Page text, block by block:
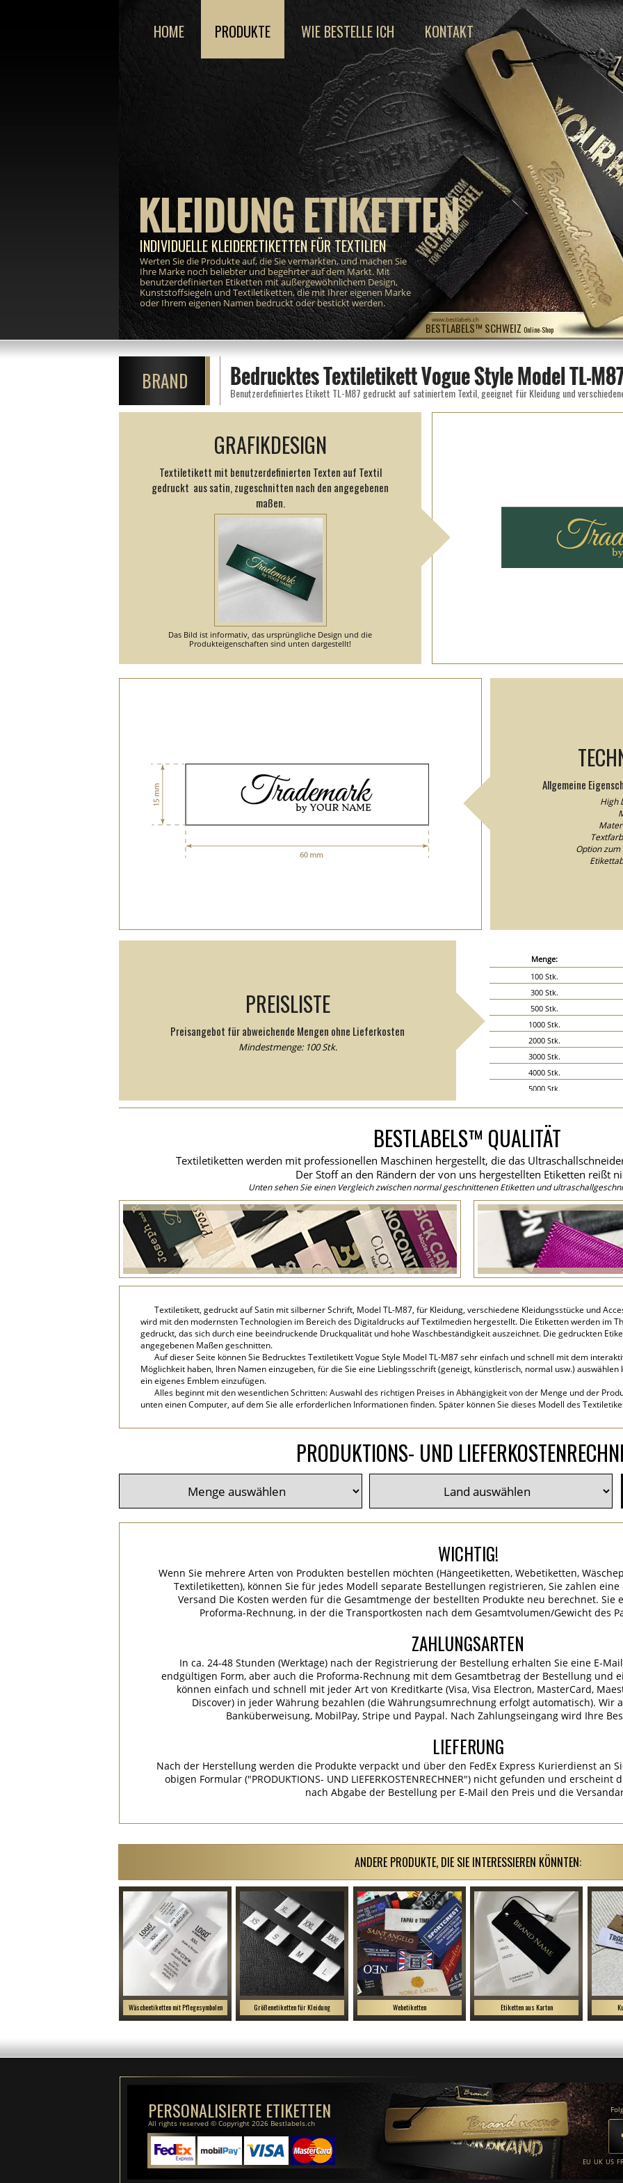
BESTLABELS™ SCHWEIZ Online-Shop
www.bestlabels.ch
KLEIDUNG ETIKETTEN
INDIVIDUELLE KLEIDERETIKETTEN FÜR TEXTILIEN
Werten Sie die Produkte auf, die Sie vermarkten, und machen Sie
Ihre Marke noch beliebter und begehrter auf dem Markt. Mit
benutzerdefinierten Etiketten mit außergewöhnlichem Design,
Kunststoffsiegeln und Textiletiketten, die mit Ihrer eigenen Marke
oder Ihrem eigenen Namen bedruckt oder bestickt werden.
HOME PRODUKTE WIE BESTELLE ICH KONTAKT
BRAND Bedrucktes Textiletikett Vogue Style Model TL-
Benutzerdefiniertes Etikett TL-M87 gedruckt auf satiniertem Textil, geeignet für Kleidung und
GRAFIKDESIGN
Textiletikett mit benutzerdefinierten Texten auf Textil
gedruckt aus satin, zugeschnitten nach den angegebenen
maßen.
Das Bild ist informativ, das ursprüngliche Design und die
Produkteigenschaften sind unten dargestellt!
Allgemeine
High
Option zum
PREISLISTE
Preisangebot für abweichende Mengen ohne Lieferkosten
Mindestmenge: 100 Stk.
Menge:
100 Stk.
300 Stk.
500 Stk.
1000 Stk.
2000 Stk.
3000 Stk.
4000 Stk.
5000 Stk.
8000 Stk.
10000 Stk.
15000 Stk.
20000 Stk.
BESTLABELS™ QUALITÄT
Textiletiketten werden mit professionellen Maschinen hergestellt, die das
Der Stoff an den Rändern der von uns hergestellten Etiketten reißt
Unten sehen Sie einen Vergleich zwischen normal geschnittenen Etiketten und
Textiletikett, gedruckt auf Satin mit silberner Schrift, Model TL-M87, für Kleidung, verschiedene Kleidungsstücke und
wird mit den modernsten Technologien im Bereich des Digitaldrucks auf Textilmedien hergestellt. Die Etiketten werden im
gedruckt, das sich durch eine beeindruckende Druckqualität und hohe Waschbeständigkeit auszeichnet. Die gedruckten
angegebenen Maßen geschnitten.
Auf dieser Seite können Sie Bedrucktes Textiletikett Vogue Style Model TL-M87 sehr einfach und schnell mit dem
Möglichkeit haben, Ihren Namen einzugeben, für die Sie eine Lieblingsschrift (geneigt, künstlerisch, normal usw.)
ein eigenes Emblem einzufügen.
Alles beginnt mit den wesentlichen Schritten: Auswahl des richtigen Preises in Abhängigkeit von der Menge und der
unten einen Computer, auf dem Sie alle erforderlichen Informationen finden. Später können Sie dieses Modell des
PRODUKTIONS- UND
WICHTIG!
Wenn Sie mehrere Arten von Produkten bestellen möchten (Hängeetiketten, Webetiketten,
Textiletiketten), können Sie für jedes Modell separate Bestellungen registrieren, Sie zahlen
Versand Die Kosten werden für die Gesamtmenge der bestellten Produkte neu berechnet. Sie
Proforma-Rechnung, in der die Transportkosten nach dem Gesamtvolumen/Gewicht des
ZAHLUNGSARTEN
In ca. 24-48 Stunden (Werktage) nach der Registrierung der Bestellung erhalten Sie eine E-
endgültigen Form, aber auch die Proforma-Rechnung mit dem Gesamtbetrag der Bestellung und
können einfach und schnell mit jeder Art von Kreditkarte (Visa, Visa Electron, MasterCard,
Discover) in jeder Währung bezahlen (die Währungsumrechnung erfolgt automatisch). Wir
Banküberweisung, MobilPay, Stripe und Paypal. Nach Zahlungseingang wird Ihre
LIEFERUNG
Nach der Herstellung werden die Produkte verpackt und über den FedEx Express Kurierdienst an
obigen Formular ("PRODUKTIONS- UND LIEFERKOSTENRECHNER") nicht gefunden und
nach Abgabe der Bestellung per E-Mail den Preis und die
ANDERE PRODUKTE, DIE SIE INTERESSIEREN KÖNNTEN:
Wäscheetiketten mit Pflegesymbolen Größenetiketten für Kleidung Webetiketten Etiketten aus Karton
PERSONALISIERTE ETIKETTEN
All rights reserved © Copyright 2026 Bestlabels.ch
EU UK US